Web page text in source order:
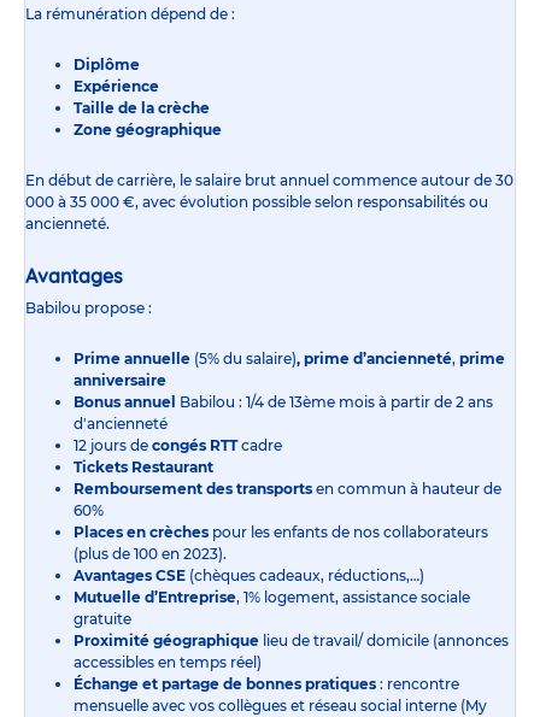
La rémunération dépend de :
Diplôme
Expérience
Taille de la crèche
Zone géographique
En début de carrière, le salaire brut annuel commence autour de 30
000 à 35 000 €, avec évolution possible selon responsabilités ou
ancienneté.
Avantages
Babilou propose :
Prime annuelle (5% du salaire), prime d’ancienneté, prime
anniversaire
Bonus annuel Babilou : 1/4 de 13ème mois à partir de 2 ans
d'ancienneté
12 jours de congés RTTcadre
Tickets Restaurant
Remboursement des transports en commun à hauteur de
60%
Places en crèches pour les enfants de nos collaborateurs
(plus de 100 en 2023).
Avantages CSE (chèques cadeaux, réductions,…)
Mutuelle d’Entreprise, 1% logement, assistance sociale
gratuite
Proximité géographique lieu de travail/ domicile (annonces
accessibles en temps réel)
Échange et partage de bonnes pratiques : rencontre
mensuelle avec vos collègues et réseau social interne (My